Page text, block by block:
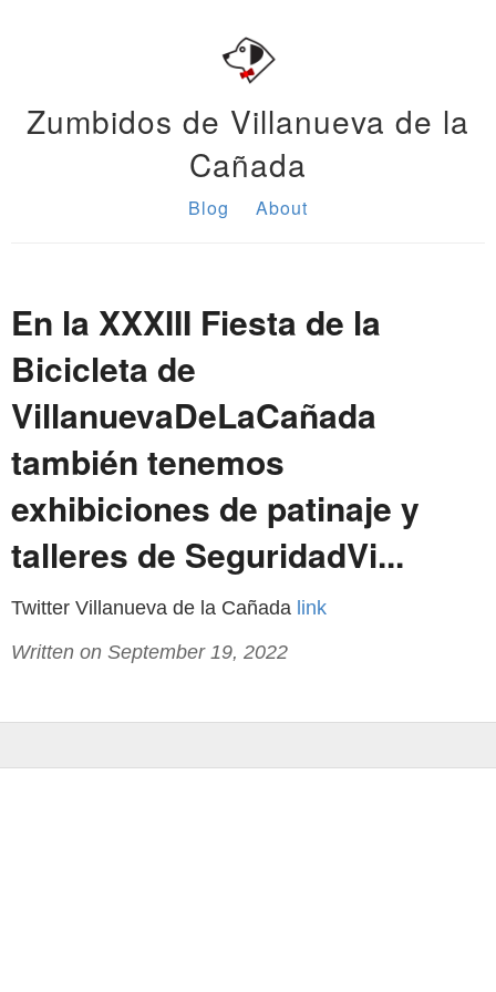
Zumbidos de Villanueva de la
Cañada
Blog About
En la XXXIII Fiesta de la
Bicicleta de
VillanuevaDeLaCañada
también tenemos
exhibiciones de patinaje y
talleres de SeguridadVi...
Twitter Villanueva de la Cañada link
Written on September 19, 2022